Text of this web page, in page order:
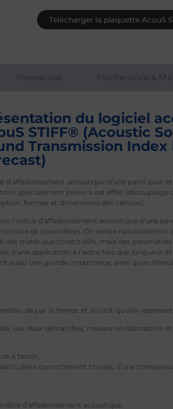
Télécharger la plaquette AcouS
Formations Maintenance &
du logiciel
STIFF® (Acoustic
Transmission Index
d’affaiblissement acoustique d’une paroi peut
spécialement prévu à cet effet (découplage
formes et dimensions des cellules).
l’indice d’affaiblissement acoustique d’une
de paramètres. On pense naturellement à
des matériaux constitutifs, mais des
d’une application à l’autre tels que longueur
aussi une grande importance, ainsi qu’en
de par le temps et le coût qu’elle
Les deux démarches, mesure en laboratoire et
à tester,
correctement choisis, d’une
d’affaiblissement acoustique.